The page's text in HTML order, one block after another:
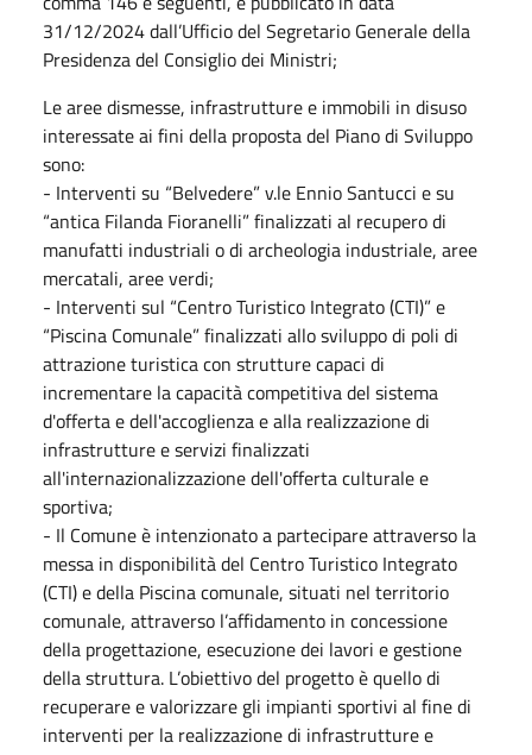
31/12/2024 dall’Ufficio del Segretario Generale della
Presidenza del Consiglio dei Ministri;
Le aree dismesse, infrastrutture e immobili in disuso
interessate ai fini della proposta del Piano di Sviluppo
sono:
- Interventi su “Belvedere” v.le Ennio Santucci e su
“antica Filanda Fioranelli” finalizzati al recupero di
manufatti industriali o di archeologia industriale, aree
mercatali, aree verdi;
- Interventi sul “Centro Turistico Integrato (CTI)” e
“Piscina Comunale” finalizzati allo sviluppo di poli di
attrazione turistica con strutture capaci di
incrementare la capacità competitiva del sistema
d'offerta e dell'accoglienza e alla realizzazione di
infrastrutture e servizi finalizzati
all'internazionalizzazione dell'offerta culturale e
sportiva;
- Il Comune è intenzionato a partecipare attraverso la
messa in disponibilità del Centro Turistico Integrato
(CTI) e della Piscina comunale, situati nel territorio
comunale, attraverso l’affidamento in concessione
della progettazione, esecuzione dei lavori e gestione
della struttura. L’obiettivo del progetto è quello di
recuperare e valorizzare gli impianti sportivi al fine di
interventi per la realizzazione di infrastrutture e